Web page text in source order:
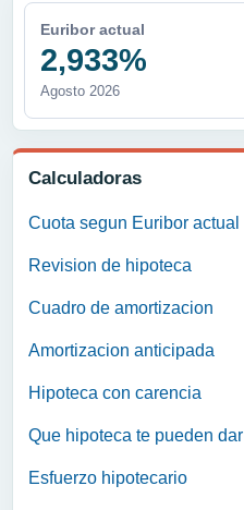
Euribor actual
2,933%
Agosto 2026
Calculadoras
Cuota segun Euribor actual
Revision de hipoteca
Cuadro de amortizacion
Amortizacion anticipada
Hipoteca con carencia
Que hipoteca te pueden dar
Esfuerzo hipotecario